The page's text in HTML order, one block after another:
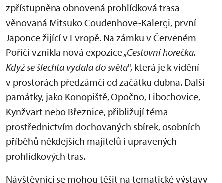
zpřístupněna obnovená prohlídková trasa
věnovaná Mitsuko Coudenhove-Kalergi, první
Japonce žijící v Evropě. Na zámku v Červeném
Poříčí vznikla nová expozice „Cestovní horečka.
Když se šlechta vydala do světa", která je k vidění
v prostorách předzámčí od začátku dubna. Další
památky, jako Konopiště, Opočno, Libochovice,
Kynžvart nebo Březnice, přibližují téma
prostřednictvím dochovaných sbírek, osobních
příběhů někdejších majitelů i upravených
prohlídkových tras.
Návštěvníci se mohou těšit na tematické výstavy